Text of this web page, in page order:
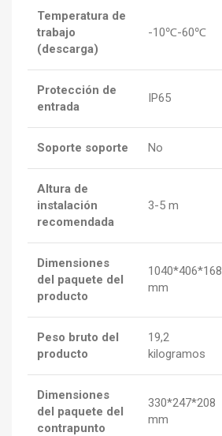
Temperatura de
trabajo
(descarga)
-10℃-60℃
Protección de
entrada
IP65
Soporte soporte No
Altura de
instalación
recomendada
3-5 m
Dimensiones
del paquete del
producto
1040*406*168
mm
Peso bruto del
producto
19,2
kilogramos
Dimensiones
del paquete del
contrapunto
330*247*208
mm